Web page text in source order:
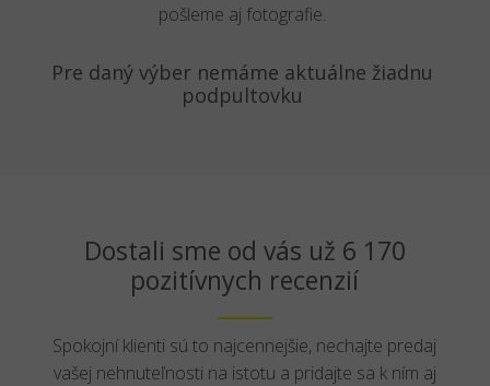
pošleme aj fotografie.
Pre daný výber nemáme aktuálne žiadnu
podpultovku
Dostali sme od vás už 6 170
pozitívnych recenzií
Spokojní klienti sú to najcennejšie, nechajte predaj
vašej nehnuteľnosti na istotu a pridajte sa k ním aj